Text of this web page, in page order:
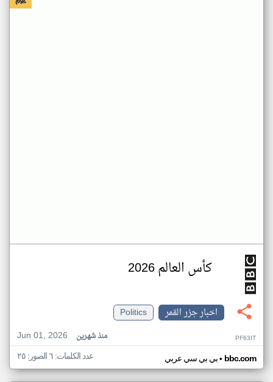
كأس العالم 2026
اخبار جزر القمر
Politics
Jun 01, 2026
منذ شهرين PF63IT
بي بي سي عربي• bbc.com عدد الكلمات: ٦ الصور: ٢٥